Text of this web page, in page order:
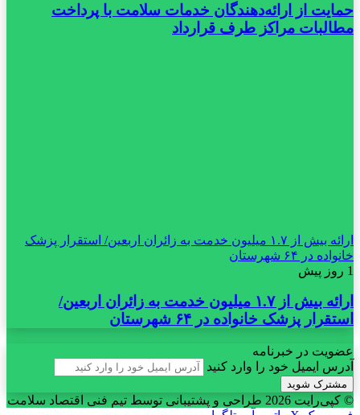
حمایت از ارائه‌دهندگان خدمات سلامت با پرداخت
مطالبات مراکز طرف قرارداد
ارائه بیش از ۱.۷ میلیون خدمت به زائران اربعین/ استقرار پزشک
خانواده در ۶۴ شهرستان
1 روز پیش
ارائه بیش از ۱.۷ میلیون خدمت به زائران اربعین/
استقرار پزشک خانواده در ۶۴ شهرستان
عضویت در خبرنامه
آدرس ایمیل خود را وارد کنید
© کپی‌رایت 2026
طراحی و پشتیبانی توسط تیم فنی اقتصاد سلامت